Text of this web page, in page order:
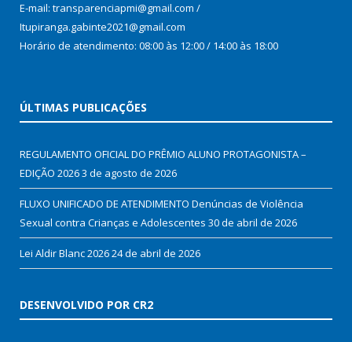
E-mail: transparenciapmi@gmail.com /
Itupiranga.gabinte2021@gmail.com
Horário de atendimento: 08:00 às 12:00 / 14:00 às 18:00
ÚLTIMAS PUBLICAÇÕES
REGULAMENTO OFICIAL DO PRÊMIO ALUNO PROTAGONISTA –
EDIÇÃO 20263 de agosto de 2026
FLUXO UNIFICADO DE ATENDIMENTO Denúncias de Violência
Sexual contra Crianças e Adolescentes 30 de abril de 2026
Lei Aldir Blanc 202624 de abril de 2026
DESENVOLVIDO POR CR2